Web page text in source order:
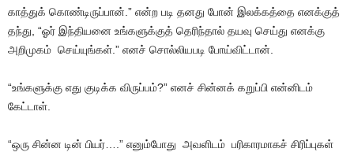
காத்துக் கொண்டிருப்பான்.” என்ற படி தனது போன் இலக்கத்தை எனக்குத்
தந்து, “ஓர் இந்தியனை உங்களுக்குத் தெரிந்தால் தயவு செய்து எனக்கு
அறிமுகம் செய்யுங்கள்.” எனச் சொல்லியபடி போய்விட்டான்.
“உங்களுக்கு எது குடிக்க விருப்பம்?” எனச் சின்னக் கறுப்பி என்னிடம்
கேட்டாள்.
“ஒரு சின்ன டின் பியர்….” எனும்போது அவளிடம் பரிகாரமாகச் சிரிப்புகள்